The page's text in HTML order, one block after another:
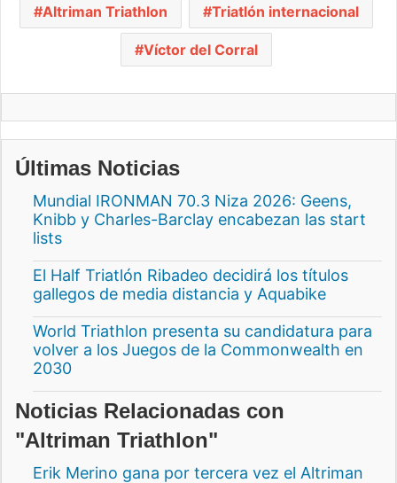
Altriman Triathlon Triatlón internacional
Víctor del Corral
Últimas Noticias
Mundial IRONMAN 70.3 Niza 2026: Geens,
Knibb y Charles-Barclay encabezan las start
lists
El Half Triatlón Ribadeo decidirá los títulos
gallegos de media distancia y Aquabike
World Triathlon presenta su candidatura para
volver a los Juegos de la Commonwealth en
2030
Noticias Relacionadas con
"Altriman Triathlon"
Erik Merino gana por tercera vez el Altriman